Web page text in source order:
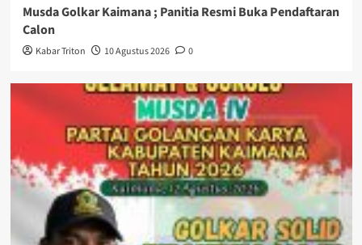
Musda Golkar Kaimana ; Panitia Resmi Buka Pendaftaran
Calon
Kabar Triton 10 Agustus 2026 0